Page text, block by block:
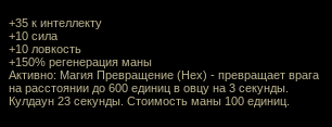
+35 к интеллекту
+10 сила
+10 ловкость
+150% регенерация маны
Активно: Магия Превращение (Hex) - превращает врага
на расстоянии до 600 единиц в овцу на 3 секунды.
Кулдаун 23 секунды. Стоимость маны 100 единиц.